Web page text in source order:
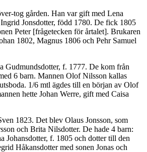
tog gården. Han var gift med Lena
Jonsdotter, född 1780. De fick 1805
Peter [frågetecken för årtalet]. Brukaren
1802, Magnus 1806 och Pehr Samuel
Gudmundsdotter, f. 1777. De kom från
6 barn. Mannen Olof Nilsson kallas
1/6 mtl ägdes till en början av Olof
hette Johan Werre, gift med Caisa
1823. Det blev Olaus Jonsson, som
och Brita Nilsdotter. De hade 4 barn:
Johansdotter, f. 1805 och dotter till den
Håkansdotter med sonen Jonas och